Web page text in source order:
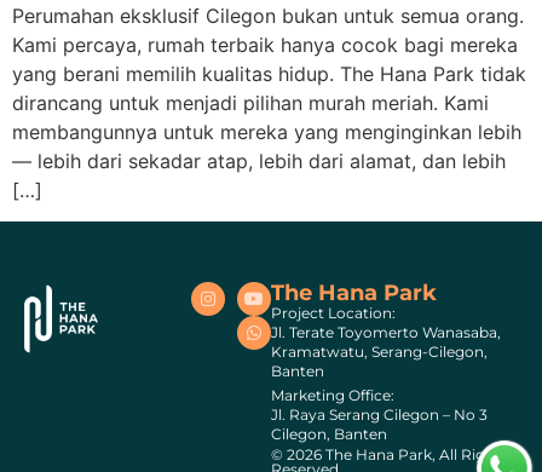
Perumahan eksklusif Cilegon bukan untuk semua orang.
Kami percaya, rumah terbaik hanya cocok bagi mereka
yang berani memilih kualitas hidup. The Hana Park tidak
dirancang untuk menjadi pilihan murah meriah. Kami
membangunnya untuk mereka yang menginginkan lebih
— lebih dari sekadar atap, lebih dari alamat, dan lebih
[…]
The Hana Park
Project Location:
Jl. Terate Toyomerto Wanasaba,
Kramatwatu, Serang-Cilegon,
Banten
Marketing Office:
Jl. Raya Serang Cilegon – No 3
Cilegon, Banten
© 2026 The Hana Park, All Rights